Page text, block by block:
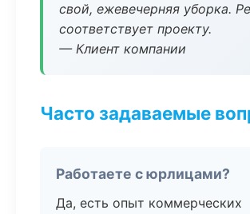
свой, ежевечерняя уборка.
соответствует проекту.
— Клиент компании
Часто задаваемые
Работаете с юрлицами?
Да, есть опыт коммерческих